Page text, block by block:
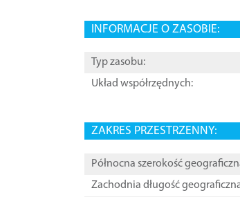
INFORMACJE O ZASOBIE:
Typ zasobu:
Układ współrzędnych:
ZAKRES PRZESTRZENNY:
Północna szerokość
Zachodnia długość